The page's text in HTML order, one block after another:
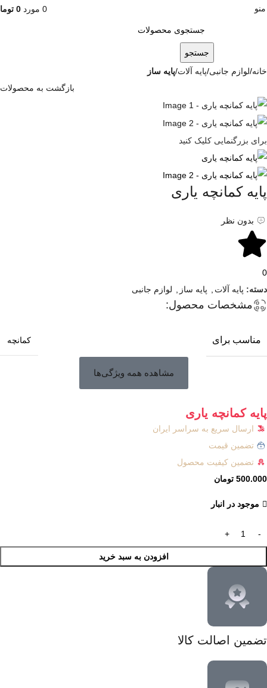
منو 0 مورد 0
جستجو
خانه لوازم جانبی پایه آلات پایه ساز
بازگشت به محصولات
برای بزرگنمایی کلیک کنید
پایه کمانچه یاری
بدون نظر
0
دسته: پایه آلات , پایه ساز , لوازم جانبی
مشخصات محصول:
مناسب برای کمانچه
مشاهده همه ویژگی‌ها
پایه کمانچه یاری
ارسال سریع به سراسر ایران
تضمین قیمت
تضمین کیفیت محصول
500.000 تومان
موجود در انبار
افزودن به سبد خرید
تضمین اصالت کالا